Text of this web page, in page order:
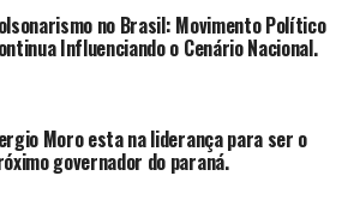
uma aclamada dupla sertaneja
vozes poderosas e presença de palco
são figuras icônicas no cenário da
admiradas tanto por suas
quanto pela inovação e excelência
no Brasil: Movimento Político
Influenciando o Cenário Nacional.
Moro esta na liderança para ser o
governador do paraná.